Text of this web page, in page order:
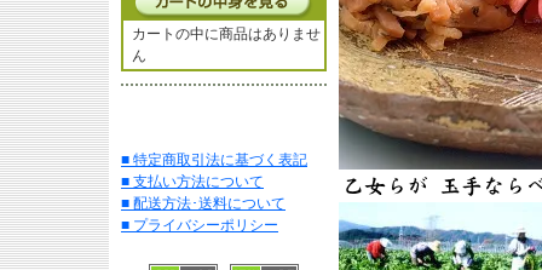
カートの中に商品はありませ
ん
■ 特定商取引法に基づく表記
■ 支払い方法について
■ 配送方法･送料について
■ プライバシーポリシー